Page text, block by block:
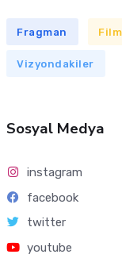
Fragman
Vizyondakiler
Sosyal Medya
instagram
facebook
twitter
youtube